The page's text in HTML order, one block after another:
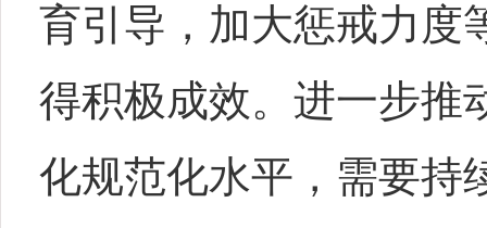
育引导，加大惩戒力度
得积极成效。进一步推
化规范化水平，需要持